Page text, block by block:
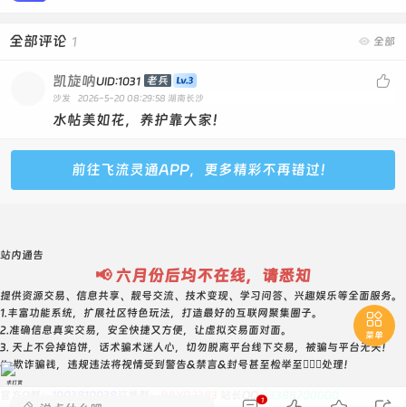
 全部
全部评论 1

凯旋呐UID:1031 老兵
沙发 2026-5-20 08:29:58 湖南长沙
水帖美如花，养护靠大家！
前往飞流灵通APP，更多精彩不再错过！

菜单
1
站内通告
📢 六月份后均不在线，请悉知
提供资源交易、信息共享、靓号交流、技术变现、学习问答、兴趣娱乐等全面服务。
1.丰富功能系统，扩展社区特色玩法，打造最好的互联网聚集圈子。
2.准确信息真实交易，安全快捷又方便，让虚拟交易面对面。
3. 天上不会掉馅饼，话术骗术迷人心，切勿脱离平台线下交易，被骗与平台无关！
4. 欺诈骗钱，违规违法将视情受到警告&禁言&封号甚至检举至👮🏻‍♀️处理！
站长QQ：
求打赏